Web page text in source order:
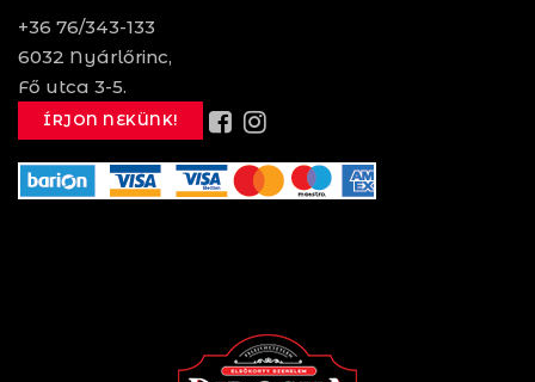
+36 76/343-133
6032 Nyárlőrinc,
Fő utca 3-5.
ÍRJON NEKÜNK!